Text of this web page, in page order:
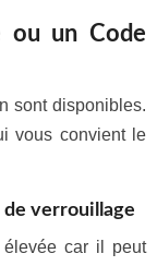
ou un Code
sont disponibles.
vous convient le
verrouillage
car il peut